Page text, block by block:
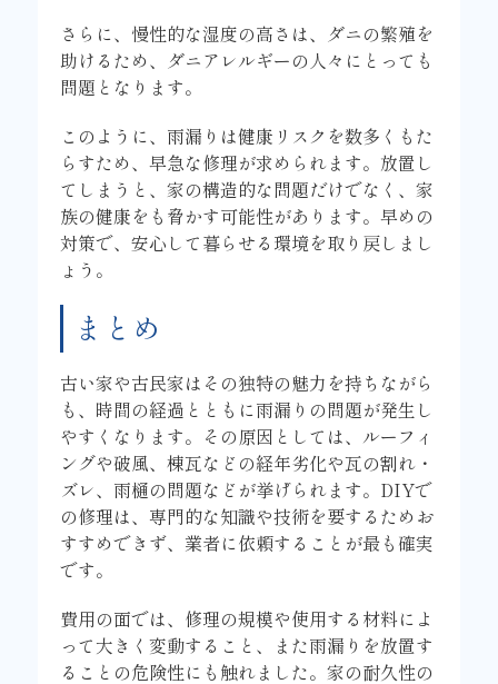
さらに、慢性的な湿度の高さは、ダニの繁殖を
助けるため、ダニアレルギーの人々にとっても
問題となります。
このように、雨漏りは健康リスクを数多くもた
らすため、早急な修理が求められます。放置し
てしまうと、家の構造的な問題だけでなく、家
族の健康をも脅かす可能性があります。早めの
対策で、安心して暮らせる環境を取り戻しまし
ょう。
まとめ
古い家や古民家はその独特の魅力を持ちながら
も、時間の経過とともに雨漏りの問題が発生し
やすくなります。その原因としては、ルーフィ
ングや破風、棟瓦などの経年劣化や瓦の割れ・
ズレ、雨樋の問題などが挙げられます。DIYで
の修理は、専門的な知識や技術を要するためお
すすめできず、業者に依頼することが最も確実
です。
費用の面では、修理の規模や使用する材料によ
って大きく変動すること、また雨漏りを放置す
ることの危険性にも触れました。家の耐久性の